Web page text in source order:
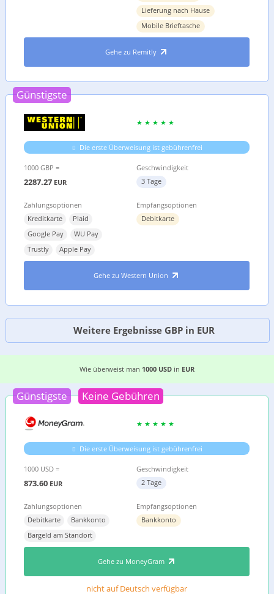
Lieferung nach Hause
Mobile Brieftasche
Gehe zu Remitly
Günstigste
Die erste Überweisung ist gebührenfrei
1000 GBP =
2287.27 EUR
Geschwindigkeit
3 Tage
Zahlungsoptionen
Kreditkarte
Plaid
Google Pay
WU Pay
Trustly
Apple Pay
Empfangsoptionen
Debitkarte
Gehe zu Western Union
Weitere Ergebnisse GBP in EUR
DIE 6 EINFACHSTEN MÖGLICHKEITEN, GELD VON
Wie überweist man 1000 USD in EUR
Günstigste Keine Gebühren
Die erste Überweisung ist gebührenfrei
1000 USD =
873.60 EUR
Geschwindigkeit
2 Tage
Zahlungsoptionen
Debitkarte
Bankkonto
Bargeld am Standort
Empfangsoptionen
Bankkonto
Gehe zu MoneyGram
nicht auf Deutsch verfügbar